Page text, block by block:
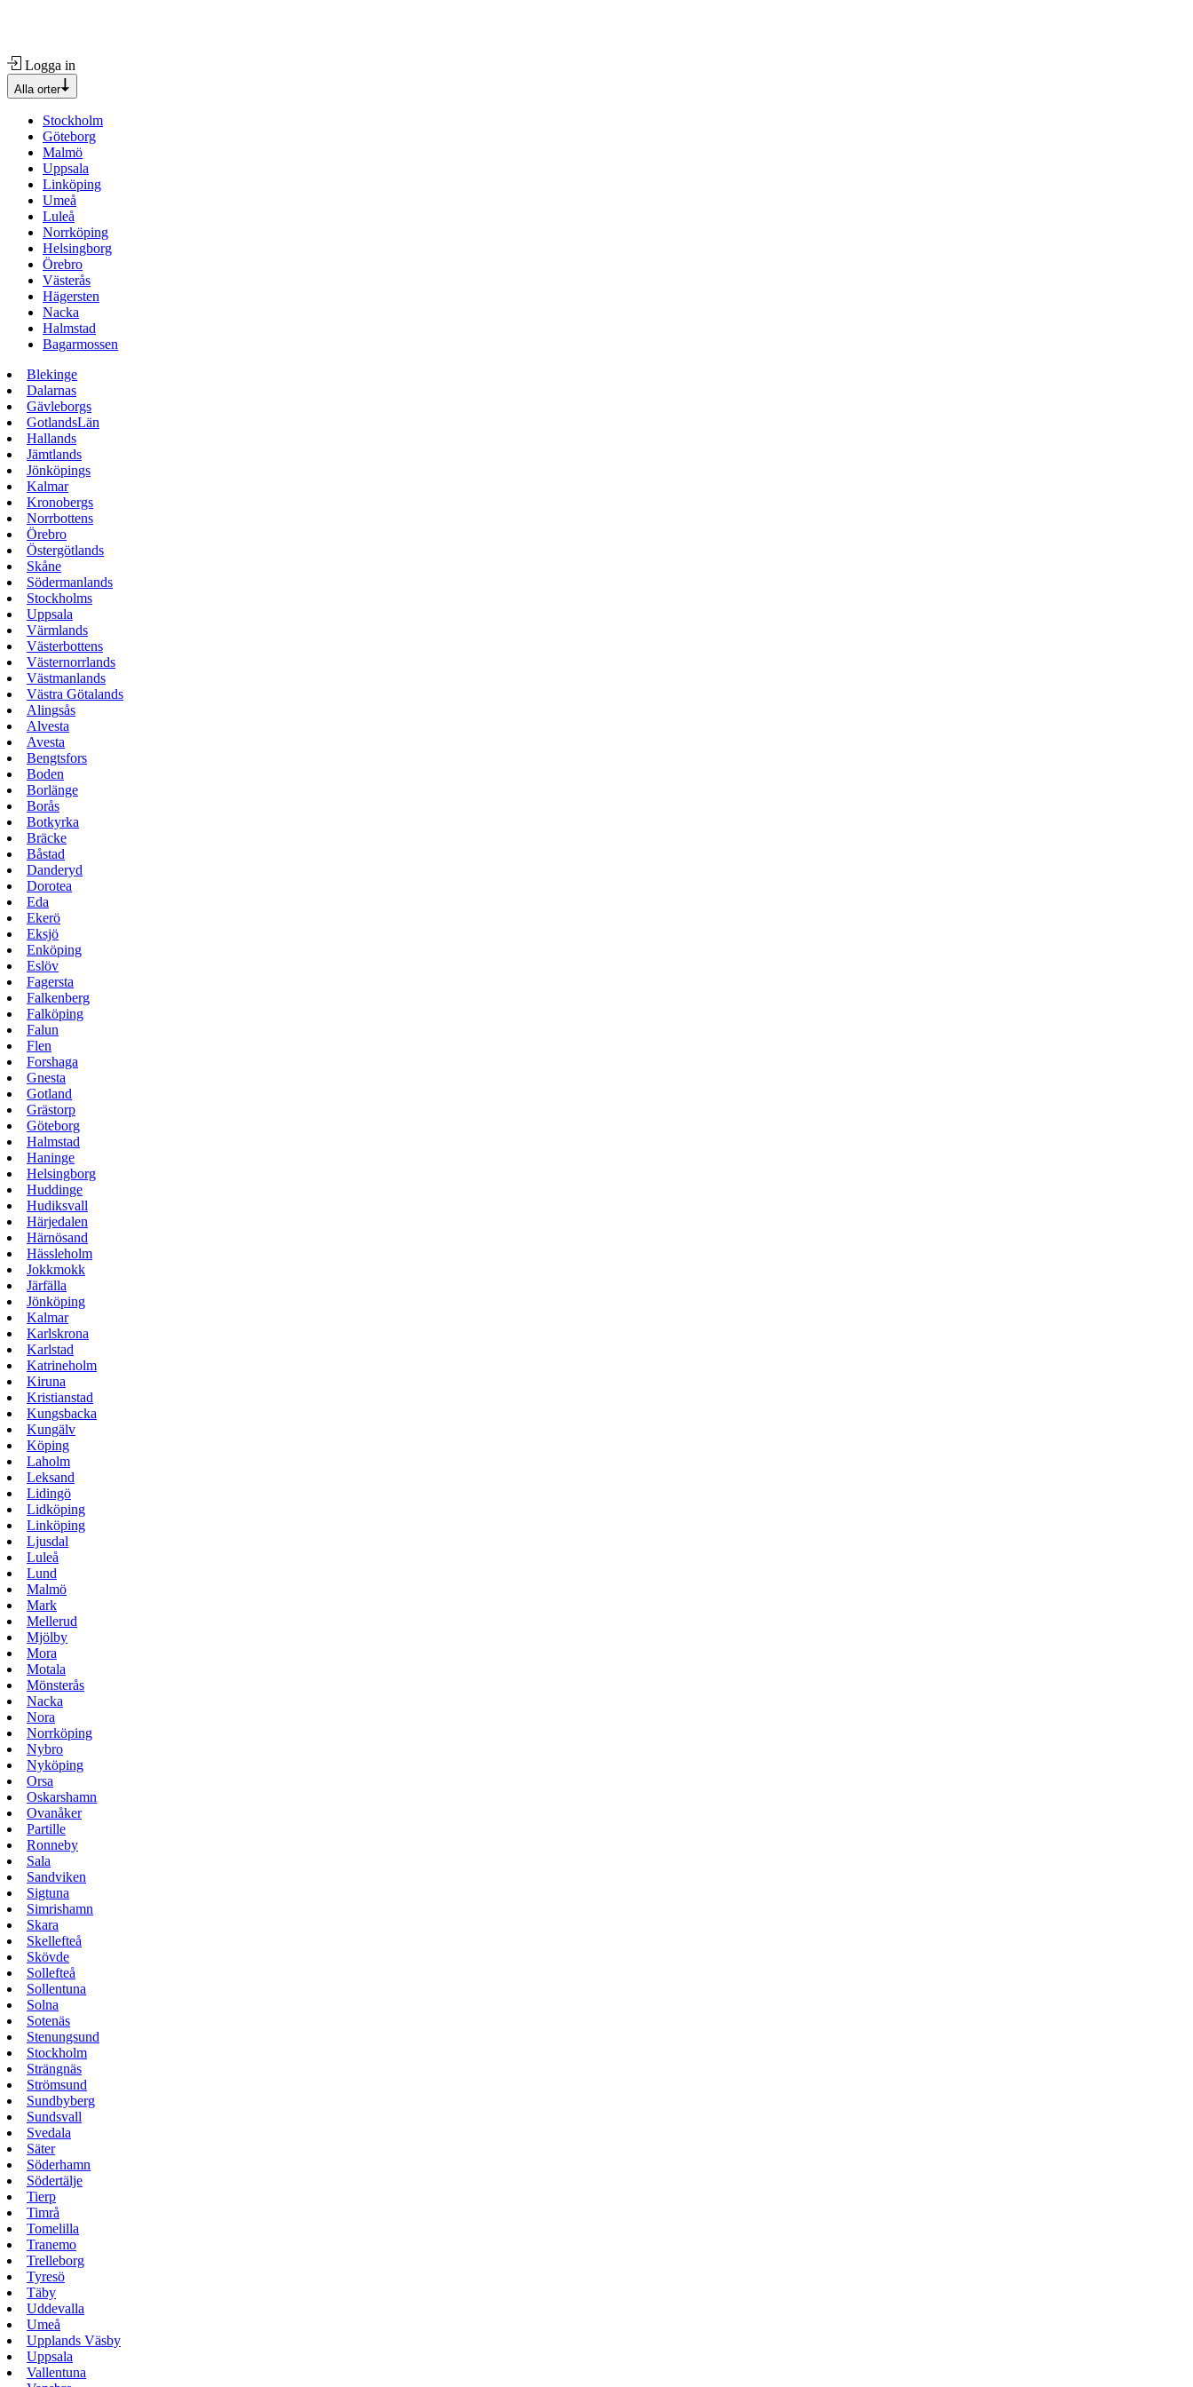
Logga in
Alla orter
Stockholm
Göteborg
Malmö
Uppsala
Linköping
Umeå
Luleå
Norrköping
Helsingborg
Örebro
Västerås
Hägersten
Nacka
Halmstad
Bagarmossen
Blekinge
Dalarnas
Gävleborgs
GotlandsLän
Hallands
Jämtlands
Jönköpings
Kalmar
Kronobergs
Norrbottens
Örebro
Östergötlands
Skåne
Södermanlands
Stockholms
Uppsala
Värmlands
Västerbottens
Västernorrlands
Västmanlands
Västra Götalands
Alingsås
Alvesta
Avesta
Bengtsfors
Boden
Borlänge
Borås
Botkyrka
Bräcke
Båstad
Danderyd
Dorotea
Eda
Ekerö
Eksjö
Enköping
Eslöv
Fagersta
Falkenberg
Falköping
Falun
Flen
Forshaga
Gnesta
Gotland
Grästorp
Göteborg
Halmstad
Haninge
Helsingborg
Huddinge
Hudiksvall
Härjedalen
Härnösand
Hässleholm
Jokkmokk
Järfälla
Jönköping
Kalmar
Karlskrona
Karlstad
Katrineholm
Kiruna
Kristianstad
Kungsbacka
Kungälv
Köping
Laholm
Leksand
Lidingö
Lidköping
Linköping
Ljusdal
Luleå
Lund
Malmö
Mark
Mellerud
Mjölby
Mora
Motala
Mönsterås
Nacka
Nora
Norrköping
Nybro
Nyköping
Orsa
Oskarshamn
Ovanåker
Partille
Ronneby
Sala
Sandviken
Sigtuna
Simrishamn
Skara
Skellefteå
Skövde
Sollefteå
Sollentuna
Solna
Sotenäs
Stenungsund
Stockholm
Strängnäs
Strömsund
Sundbyberg
Sundsvall
Svedala
Säter
Söderhamn
Södertälje
Tierp
Timrå
Tomelilla
Tranemo
Trelleborg
Tyresö
Täby
Uddevalla
Umeå
Upplands Väsby
Uppsala
Vallentuna